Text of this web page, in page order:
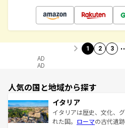
1 2 3
AD
AD
人気の国と地域から探す
イタリア
イタリアは歴史、文化、
れた国。 ローマの古代遺